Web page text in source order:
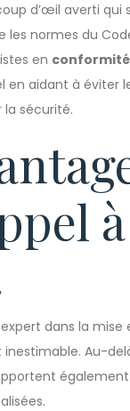
d’œil averti qui
les normes du
en
en aidant à éviter
la sécurité.
expert dans la
inestimable. Au-